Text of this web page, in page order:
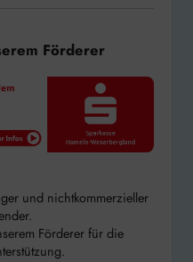
Förderer
und nichtkommerzieller
Förderer für die